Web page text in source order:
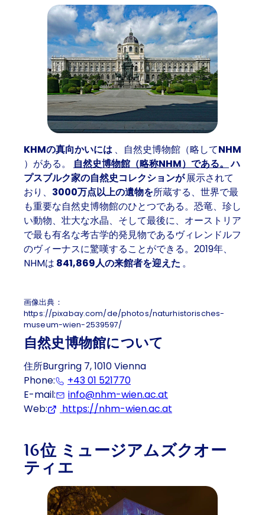
KHMの真向かいには 、自然史博物館（略してNHM
）がある。 自然史博物館（略称NHM）である。 ハ
プスブルク家の自然史コレクションが展示されて
おり、 3000万点以上の遺物を所蔵する、世界で最
も重要な自然史博物館のひとつである。恐竜、珍し
い動物、壮大な水晶、そして最後に、オーストリア
で最も有名な考古学的発見物であるヴィレンドルフ
のヴィーナスに驚嘆することができる。2019年、
NHMは 841,869人の来館者を迎えた 。
画像出典：
https://pixabay.com/de/photos/naturhistorisches-
museum-wien-2539597/
自然史博物館について
住所Burgring 7, 1010 Vienna
Phone:
+43 01 521770
E-mail:
info@nhm-wien.ac.at
Web:
https://nhm-wien.ac.at
16位 ミュージアムズクオー
ティエ